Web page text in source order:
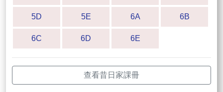
5D 5E 6A 6B
6C 6D 6E
查看昔日家課冊